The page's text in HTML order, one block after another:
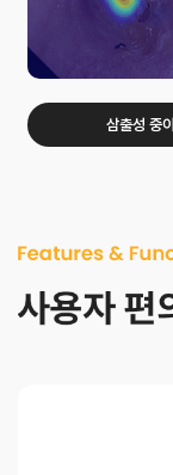
삼출성 중